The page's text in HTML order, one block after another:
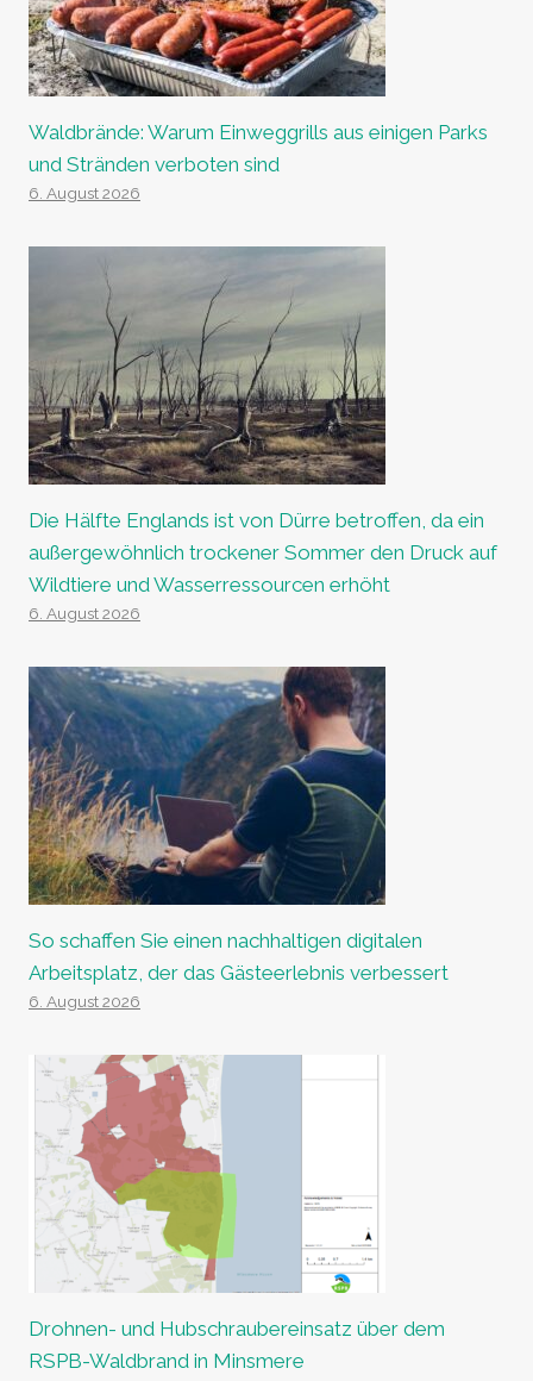
Waldbrände: Warum Einweggrills aus einigen Parks
und Stränden verboten sind
6. August 2026
Die Hälfte Englands ist von Dürre betroffen, da ein
außergewöhnlich trockener Sommer den Druck auf
Wildtiere und Wasserressourcen erhöht
6. August 2026
So schaffen Sie einen nachhaltigen digitalen
Arbeitsplatz, der das Gästeerlebnis verbessert
6. August 2026
Drohnen- und Hubschraubereinsatz über dem
RSPB-Waldbrand in Minsmere